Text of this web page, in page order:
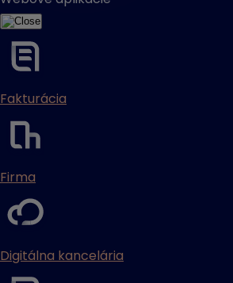
Fakturácia
Firma
Digitálna kancelária